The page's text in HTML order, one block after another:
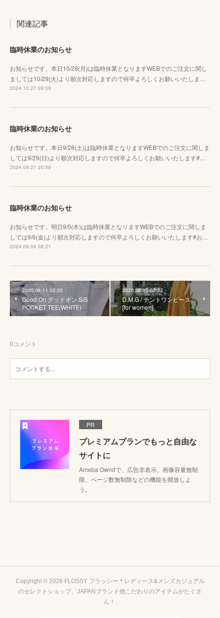
関連記事
臨時休業のお知らせ
お知らせです。本日10/28(月)は臨時休業となりますWEBでのご注文に関し
ましては10/29(火)より順次対応しますので何卒よろしくお願いいたしま…
2024.10.27 09:09
臨時休業のお知らせ
お知らせです。本日9/28(土)は臨時休業となりますWEBでのご注文に関しま
しては9/29(日)より順次対応しますので何卒よろしくお願いいたします#…
2024.09.27 20:59
臨時休業のお知らせ
お知らせです。明日9/5(木)は臨時休業となりますWEBでのご注文に関しま
しては9/6(金)より順次対応しますので何卒よろしくお願いいたします#お…
2024.09.04 08:21
2020.08.11 02:35
Good On グッドオン S/S
POCKET TEE(WHITE)
2020.08.05 02:32
D.M.G / テントワンピース
[for women]
0コメント
PR
プレミアムプランでもっと自由な
サイトに
Ameba Owndで、広告非表示、画像容量無制
限、ページ数無制限などの機能を開放しよ
う。
Copyright © 2026 FLOSSY フラッシー＊レディース&メンズカジュアル
のセレクトショップ。JAPANブランド他こだわりのアイテムがたくさ
ん！ .